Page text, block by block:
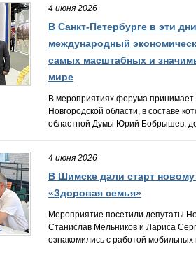
4 июня 2026
В Санкт-Петербурге в эти
международный
самых масштабных и
мире
В мероприятиях форума принимает
Новгородской области, в составе
областной Думы Юрий Бобрышев,
4 июня 2026
В Шимске дали старт новому
«Здоровая семья»
Мероприятие посетили депутаты
Станислав Мельников и Лариса
ознакомились с работой мобильных